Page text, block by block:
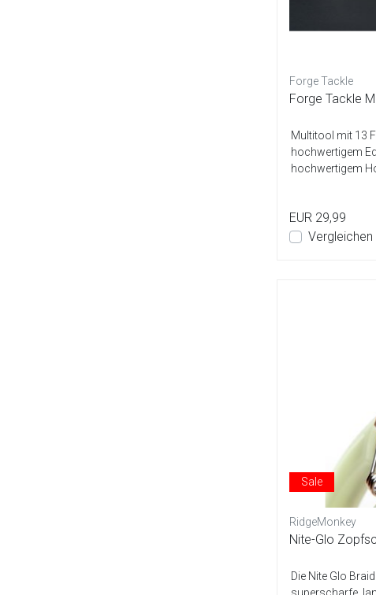
Forge Tackle
Forge Tackle
Multitool mit 13
hochwertigem
hochwertigem
EUR 29,99
Vergleichen
Sale
RidgeMonkey
Nite-Glo
Die Nite Glo